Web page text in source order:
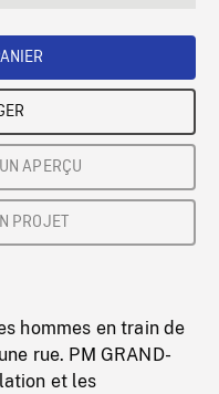
APERÇU
PROJET
hommes en train de
rue. PM GRAND-
et les